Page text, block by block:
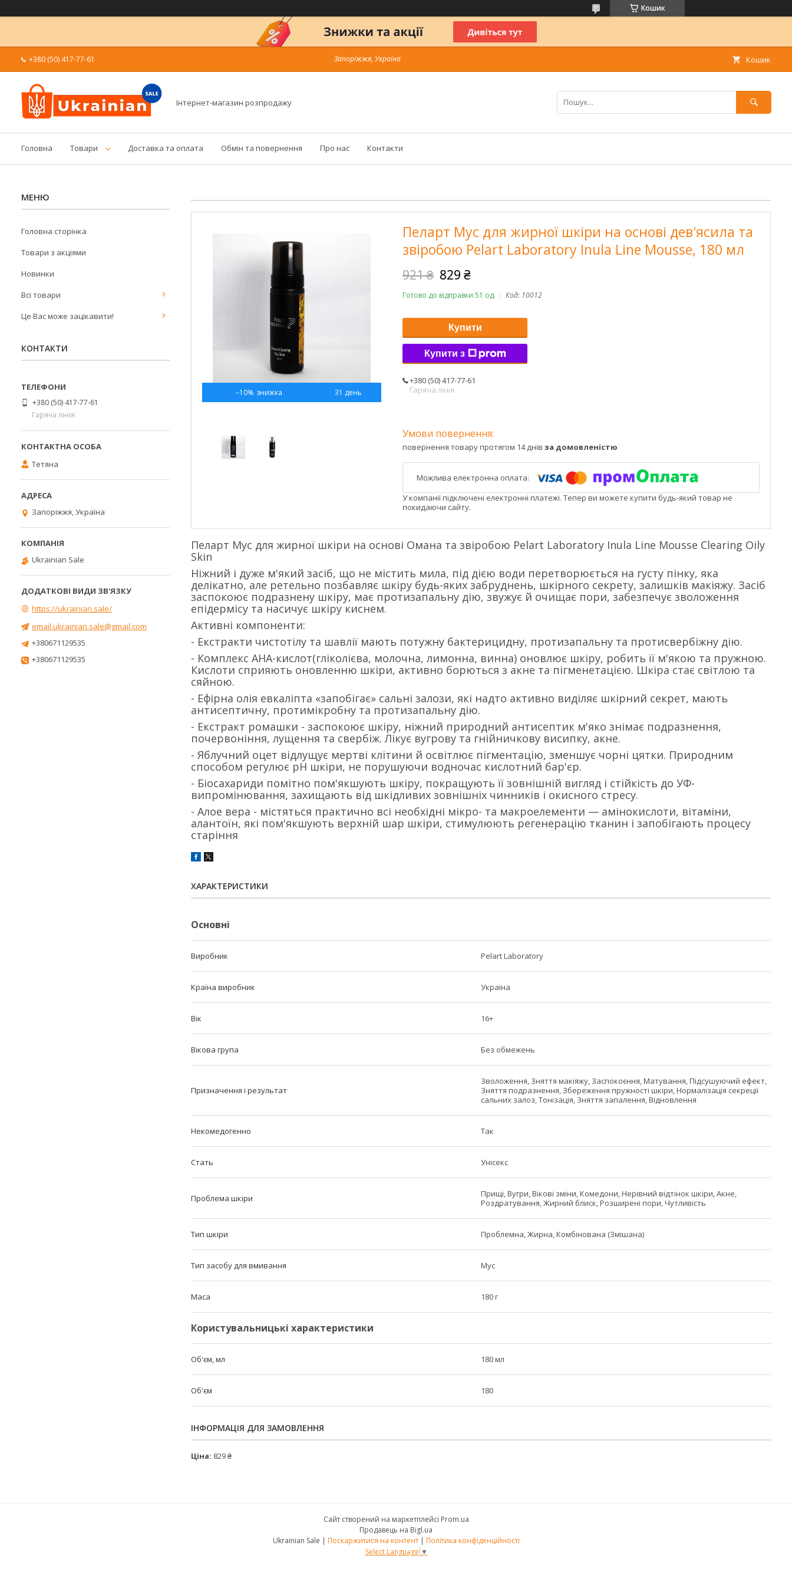
Кошик
+380 (50) 417-77-61 Запоріжжя, Україна Кошик
Інтернет-магазин розпродажу
Головна Товари Доставка та оплата Обмін та повернення Про нас Контакти
–10% 31 день
Пеларт Мус для жирної шкіри на основі дев'ясила та
звіробою Pelart Laboratory Inula Line Mousse, 180 мл
921 ₴ 829 ₴
Готово до відправки 51 од. Код: 10012
Купити
Купити з
+380 (50) 417-77-61
Гаряча лінія
повернення товару протягом 14 днів за домовленістю
У компанії підключені електронні платежі. Тепер ви можете купити будь-який товар не
покидаючи сайту.
Пеларт Мус для жирної шкіри на основі Омана та звіробою Pelart Laboratory Inula Line Mousse Clearing Oily
Skin
Ніжний і дуже м'який засіб, що не містить мила, під дією води перетворюється на густу пінку, яка
делікатно, але ретельно позбавляє шкіру будь-яких забруднень, шкірного секрету, залишків макіяжу. Засіб
заспокоює подразнену шкіру, має протизапальну дію, звужує й очищає пори, забезпечує зволоження
епідермісу та насичує шкіру киснем.
Активні компоненти:
- Екстракти чистотілу та шавлії мають потужну бактерицидну, протизапальну та протисвербіжну дію.
- Комплекс АНА-кислот(гліколієва, молочна, лимонна, винна) оновлює шкіру, робить її м'якою та пружною.
Кислоти сприяють оновленню шкіри, активно борються з акне та пігменетацією. Шкіра стає світлою та
сяйною.
- Ефірна олія евкаліпта «запобігає» сальні залози, які надто активно виділяє шкірний секрет, мають
антисептичну, протимікробну та протизапальну дію.
- Екстракт ромашки - заспокоює шкіру, ніжний природний антисептик м'яко знімає подразнення,
почервоніння, лущення та свербіж. Лікує вугрову та гнійничкову висипку, акне.
- Яблучний оцет відлущує мертві клітини й освітлює пігментацію, зменшує чорні цятки. Природним
способом регулює pH шкіри, не порушуючи водночас кислотний бар'єр.
- Біосахариди помітно пом'якшують шкіру, покращують її зовнішній вигляд і стійкість до УФ-
випромінювання, захищають від шкідливих зовнішніх чинників і окисного стресу.
- Алое вера - містяться практично всі необхідні мікро- та макроелементи — амінокислоти, вітаміни,
алантоїн, які пом'якшують верхній шар шкіри, стимулюють регенерацію тканин і запобігають процесу
старіння
ХАРАКТЕРИСТИКИ
Основні
Виробник Pelart Laboratory
Країна виробник Україна
Вік 16+
Вікова група Без обмежень
Призначення і результат
Зволоження, Зняття макіяжу, Заспокоєння, Матування, Підсушуючий ефект,
Зняття подразнення, Збереження пружності шкіри, Нормалізація секреції
сальних залоз, Тонізація, Зняття запалення, Відновлення
Некомедогенно Так
Стать Унісекс
Проблема шкіри
Прищі, Вугри, Вікові зміни, Комедони, Нерівний відтінок шкіри, Акне,
Роздратування, Жирний блиск, Розширені пори, Чутливість
Тип шкіри Проблемна, Жирна, Комбінована (Змішана)
Тип засобу для вмивання Мус
Маса 180 г
Користувальницькі характеристики
Об'єм, мл 180 мл
Об'єм 180
ІНФОРМАЦІЯ ДЛЯ ЗАМОВЛЕННЯ
Ціна: 829 ₴
Головна сторінка
Товари з акціями
Новинки
Всі товари
Це Вас може зацікавити!
КОНТАКТИ
+380 (50) 417-77-61
Гаряча лінія
Тетяна
Запоріжжя, Україна
Ukrainian Sale
https://ukrainian.sale/
email.ukrainian.sale@gmail.com
+380671129535
+380671129535
Сайт створений на маркетплейсі Prom.ua
Продавець на Bigl.ua
Ukrainian Sale | Поскаржитися на контент | Політика конфіденційності
Select Language ▼